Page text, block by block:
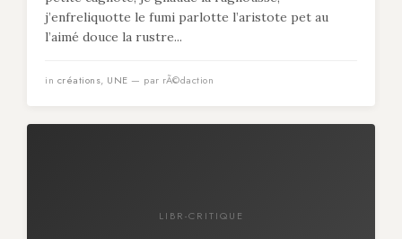
j’enfreliquotte le fumi parlotte l’aristote pet au
l’aimé douce la rustre...
in créations, UNE — par rÃ©daction
LIBR-CRITIQUE